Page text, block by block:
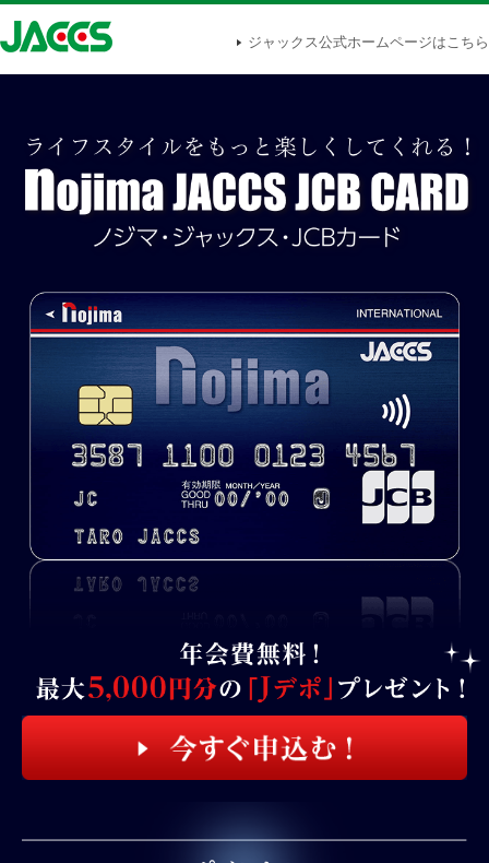
ジャックス公式ホームページはこちら